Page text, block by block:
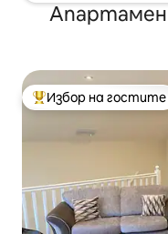
Най-популярен
Избор на гостите